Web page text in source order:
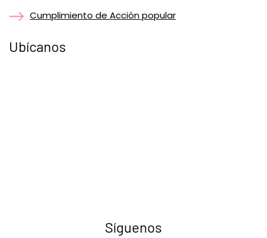
Cumplimiento de Acción popular
Ubícanos
Síguenos